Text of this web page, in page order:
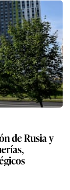
de Rusia y